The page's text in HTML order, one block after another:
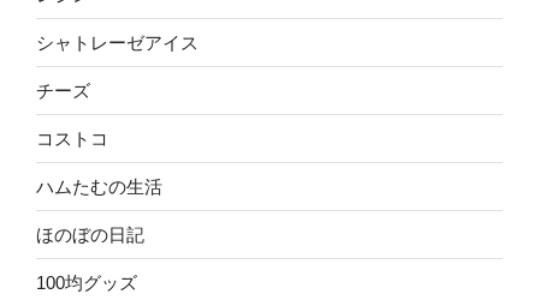
シャトレーゼアイス
チーズ
コストコ
ハムたむの生活
ほのぼの日記
100均グッズ